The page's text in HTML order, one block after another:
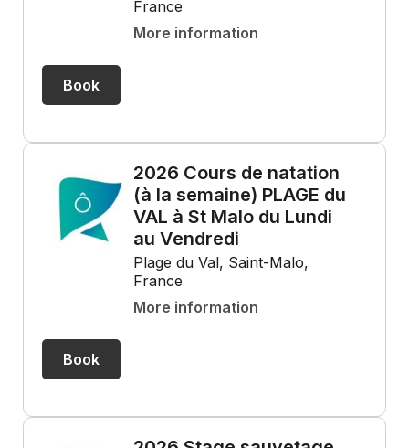
France
More information
Book
2026 Cours de natation
(à la semaine) PLAGE du
VAL à St Malo du Lundi
au Vendredi
Plage du Val, Saint-Malo,
France
More information
Book